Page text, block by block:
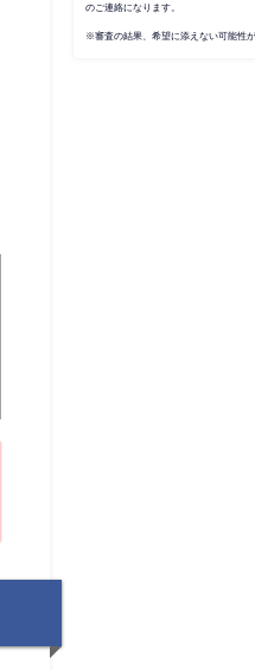
のご連絡になります。
※審査の結果、希望に添えない可能性